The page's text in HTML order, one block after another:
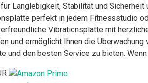
Langlebigkeit, Stabilität und
perfekt in jedem Fitnessstudio
Vibrationsplatte mit
und ermöglicht Ihnen die
und den besten Service zu bieten.